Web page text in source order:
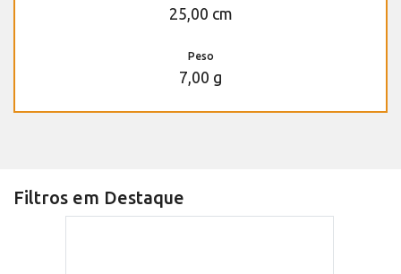
25,00 cm
Peso
7,00 g
Filtros em Destaque